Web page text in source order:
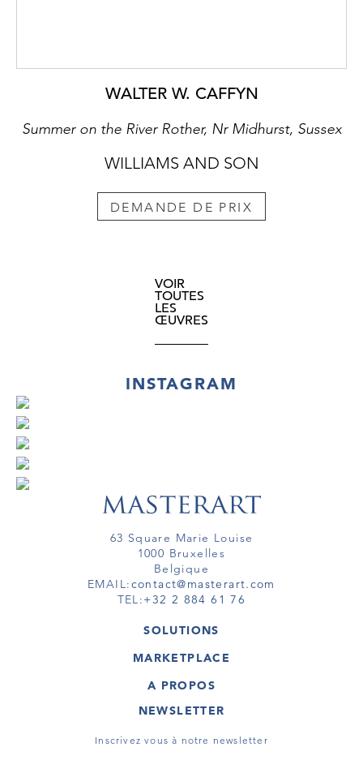
WALTER W. CAFFYN
Summer on the River Rother, Nr Midhurst, Sussex
WILLIAMS AND SON
DEMANDE DE PRIX
VOIR
TOUTES
LES
ŒUVRES
INSTAGRAM
63 Square Marie Louise
1000 Bruxelles
Belgique
EMAIL:contact@masterart.com
TEL:+32 2 884 61 76
SOLUTIONS
GALERIE
ARTISTE
TOUR VIRTUEL
MARKETPLACE
OEUVRES D'ART
TOURS VIRTUELS
A PROPOS
MASTERART
CONDITIONS GÉNÉRALES
NEWSLETTER
Inscrivez vous à notre newsletter